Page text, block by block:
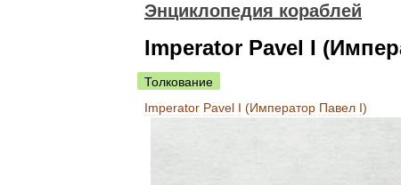
Энциклопедия кораблей
Imperator Pavel I
Толкование
Imperator Pavel I (Император Павел I)